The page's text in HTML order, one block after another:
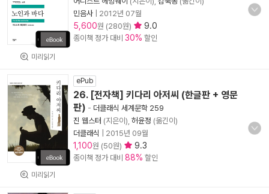
미리읽기
민음사
2012년 07월
5,600원 (280원) 9.0
종이책 정가 대비 30% 할인
미리읽기
ePub
26. [전자책] 키다리 아저씨 (한글판 + 영문
판) - 더클래식 세계문학 259
진 웹스터 (지은이), 허윤정 (옮긴이)
더클래식
2015년 09월
1,100원 (50원) 9.3
종이책 정가 대비 88% 할인